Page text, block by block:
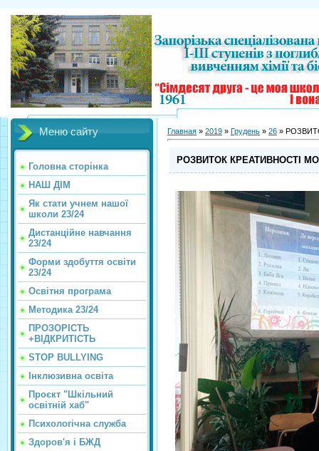
Меню сайту
Головна сторінка
НАШ ДІМ
Як стати учнем нашої
школи 23/24
Дистанційне навчання
23/24
Форми здобуття освіти
23/24
Освітня програма
Методика 23/24
ПРОЗОРІСТЬ
+ВІДКРИТІСТЬ
STOP BULLYING
Інклюзивна освіта
Проєкт "Шкільний
освітній хаб"
Психологічна служба
Здоров'я і БЖД
Главная » 2019 » Грудень » 26 »
РОЗВИТОК КРЕАТИВНОСТІ